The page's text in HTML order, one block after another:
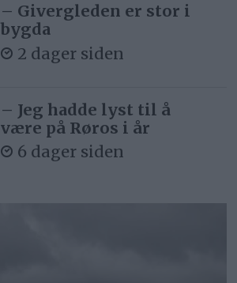
– Givergleden er stor i
bygda
2 dager siden
– Jeg hadde lyst til å
være på Røros i år
6 dager siden